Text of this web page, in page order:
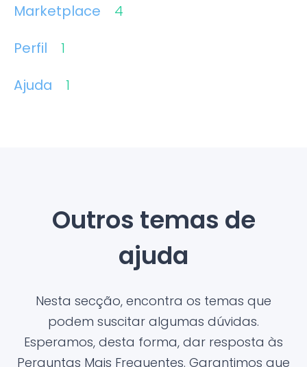
Marketplace
4
Perfil
1
Ajuda
1
Outros temas de
ajuda
Nesta secção, encontra os temas que
podem suscitar algumas dúvidas.
Esperamos, desta forma, dar resposta às
Perguntas Mais Frequentes. Garantimos que